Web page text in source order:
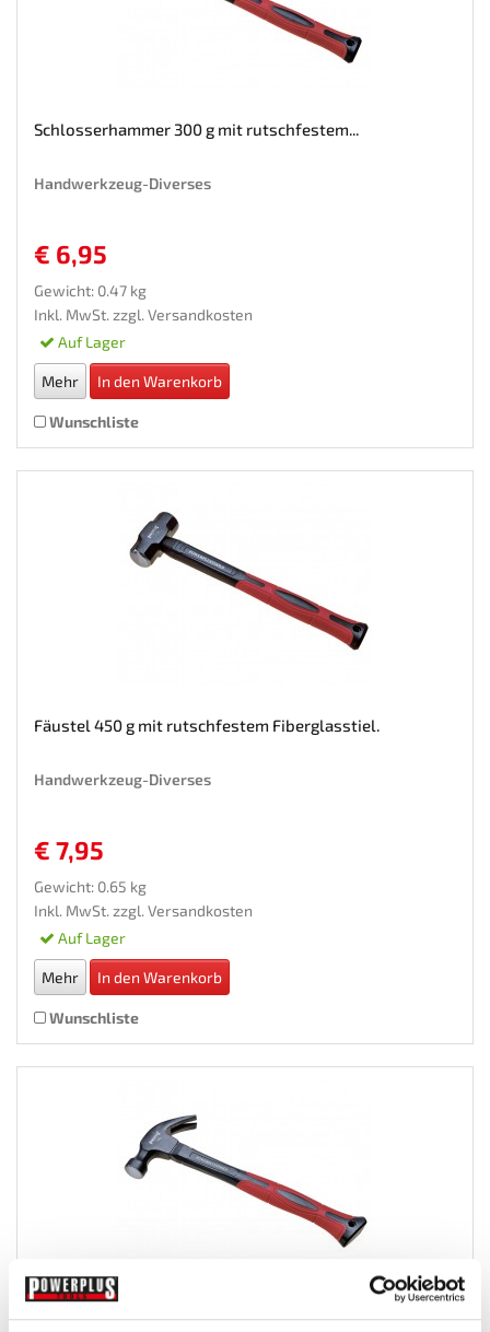
Schlosserhammer 300 g mit rutschfestem...
Handwerkzeug-Diverses
€ 6,95
Gewicht: 0.47 kg
Inkl. MwSt. zzgl. Versandkosten
Auf Lager
Mehr In den Warenkorb
Wunschliste
Fäustel 450 g mit rutschfestem Fiberglasstiel.
Handwerkzeug-Diverses
€ 7,95
Gewicht: 0.65 kg
Inkl. MwSt. zzgl. Versandkosten
Auf Lager
Mehr In den Warenkorb
Wunschliste
Profi Klauenhammer 500 g mit rutschfestem...